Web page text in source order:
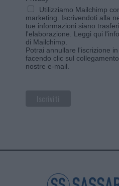
Utilizziamo Mailchimp
marketing. Iscrivendoti alla
tue informazioni siano
l'elaborazione. Leggi qui
di Mailchimp
Potrai annullare l'iscrizione
facendo clic sul
nostre e-mail.